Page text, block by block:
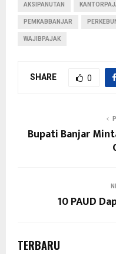
AKSIPANUTAN
PEMKABBANJAR
WAJIBPAJAK
SHARE 0
Bupati Banjar
10 PAUD
TERBARU